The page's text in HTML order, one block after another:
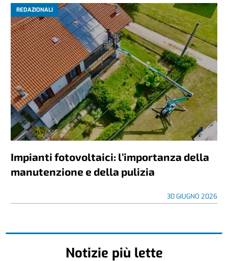
REDAZIONALI
Impianti fotovoltaici: l’importanza della
manutenzione e della pulizia
30 GIUGNO 2026
Notizie più lette